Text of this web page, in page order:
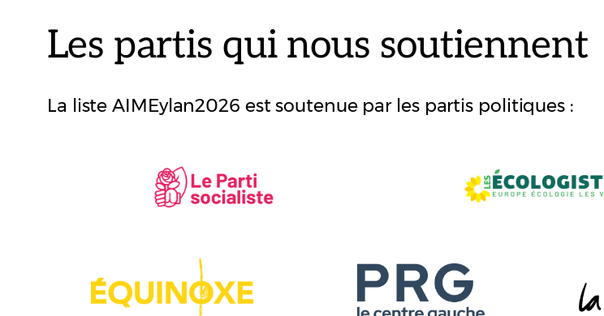
Les partis qui nous soutiennent
La liste AIMEylan2026 est soutenue par les partis politiques :